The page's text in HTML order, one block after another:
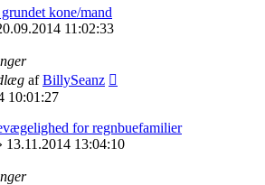
kone/mand
11:02:33
afBillySeanz
10:01:27
for regnbuefamilier
13.11.2014 13:04:10